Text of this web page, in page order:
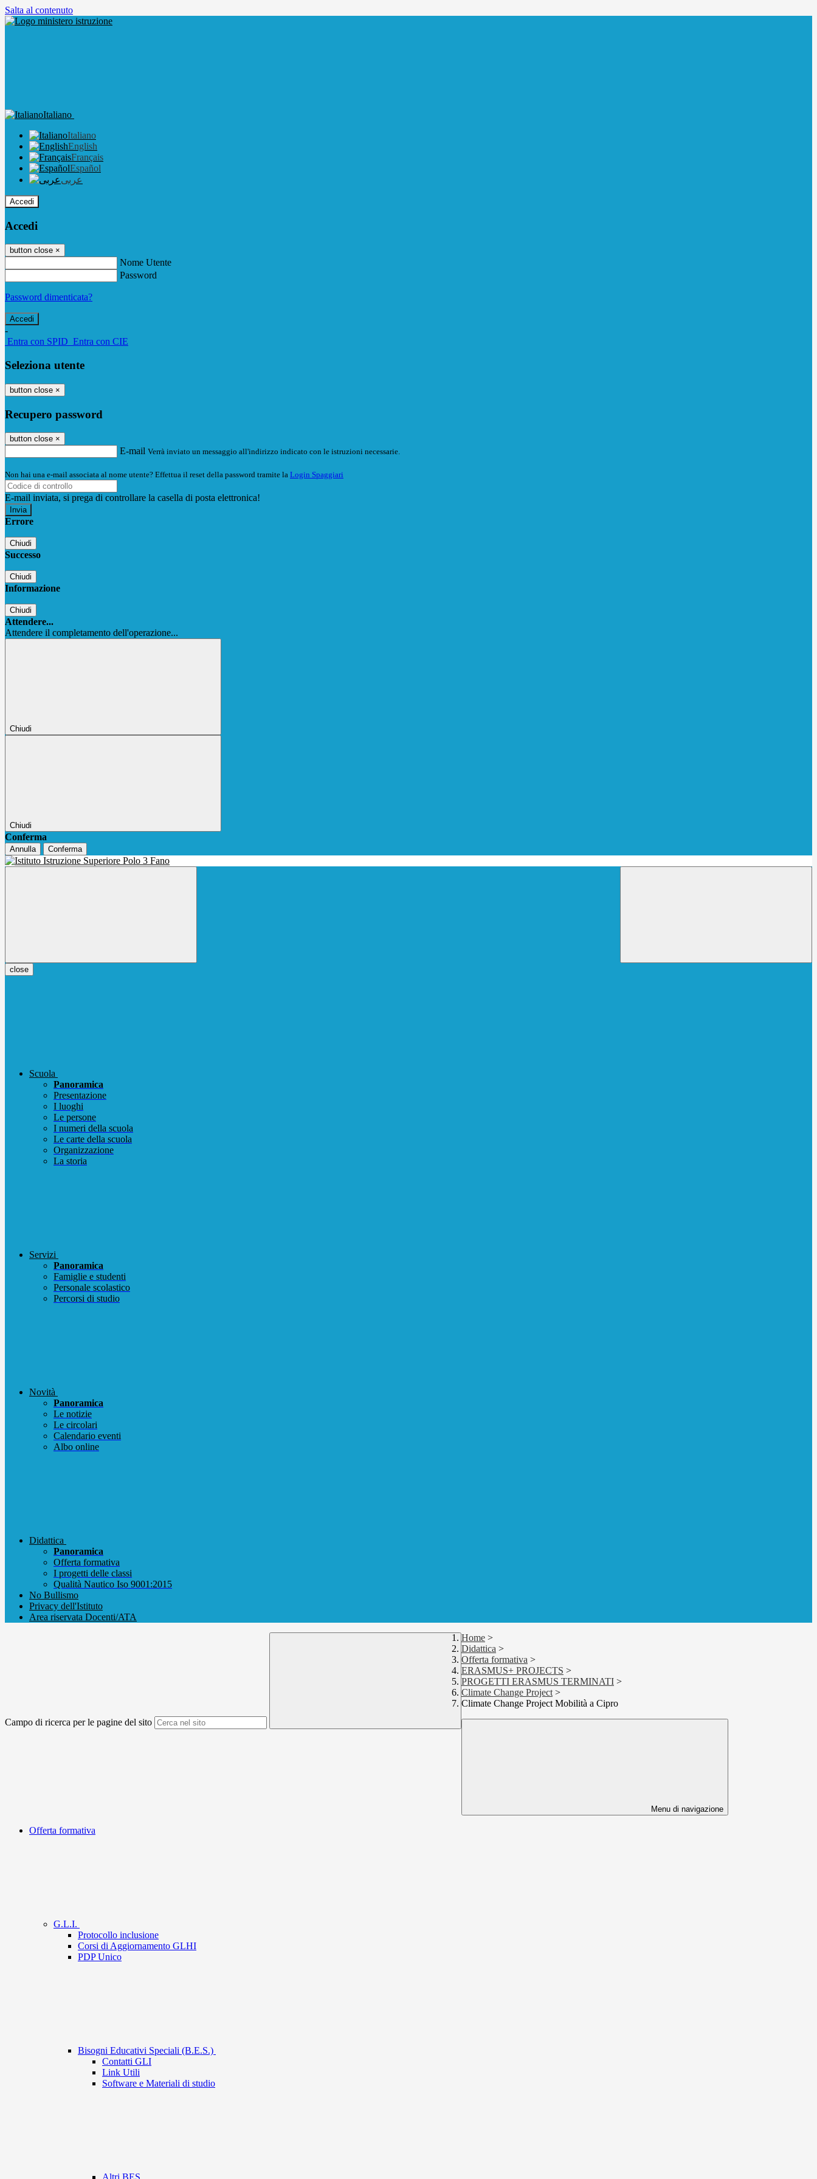
Salta al contenuto
Italiano
Italiano
English
Français
Español
عربى
Accedi
Accedi
button close ×
Nome Utente
Password
Password dimenticata?
-
Entra con SPID Entra con CIE
Seleziona utente
button close ×
Recupero password
button close ×
E-mail Verrà inviato un messaggio all'indirizzo indicato con le istruzioni necessarie.
Non hai una e-mail associata al nome utente? Effettua il reset della password tramite la Login Spaggiari
E-mail inviata, si prega di controllare la casella di posta elettronica!
Errore
Chiudi
Successo
Chiudi
Informazione
Chiudi
Attendere...
Attendere il completamento dell'operazione...
Chiudi
Chiudi
Conferma
Annulla Conferma
close
Scuola
Panoramica
Presentazione
I luoghi
Le persone
I numeri della scuola
Le carte della scuola
Organizzazione
La storia
Servizi
Panoramica
Famiglie e studenti
Personale scolastico
Percorsi di studio
Novità
Panoramica
Le notizie
Le circolari
Calendario eventi
Albo online
Didattica
Panoramica
Offerta formativa
I progetti delle classi
Qualità Nautico Iso 9001:2015
No Bullismo
Privacy dell'Istituto
Area riservata Docenti/ATA
Campo di ricerca per le pagine del sito
Home >
Didattica >
Offerta formativa >
ERASMUS+ PROJECTS >
PROGETTI ERASMUS TERMINATI >
Climate Change Project >
Climate Change Project Mobilità a Cipro
Menu di navigazione
Offerta formativa
G.L.I.
Protocollo inclusione
Corsi di Aggiornamento GLHI
PDP Unico
Bisogni Educativi Speciali (B.E.S.)
Contatti GLI
Link Utili
Software e Materiali di studio